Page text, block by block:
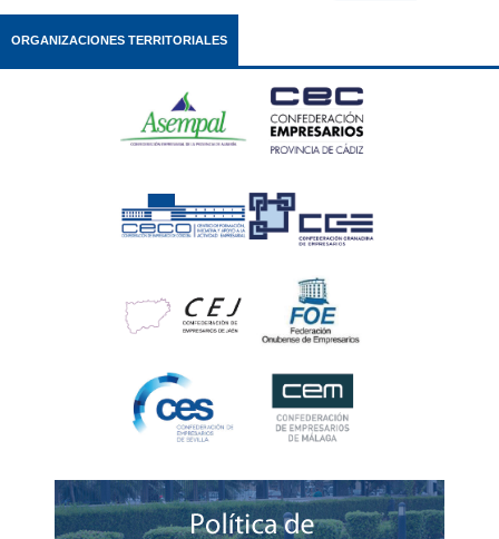
ORGANIZACIONES TERRITORIALES